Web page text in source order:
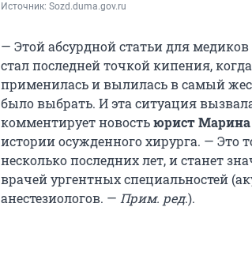
Источник: Sozd.duma.gov.ru
— Этой абсурдной статьи для
стал последней точкой кипения,
применилась и вылилась в самый
было выбрать. И эта ситуация
комментирует новостьюрист
истории осужденного хирурга. — Это
несколько последних лет, и станет
врачей ургентных специальностей
анестезиологов. — Прим. ред.).